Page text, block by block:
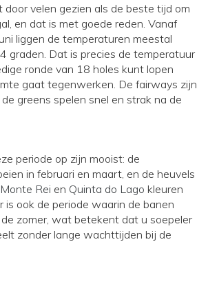
velen gezien als de beste tijd om
en dat is met goede reden. Vanaf
liggen de temperaturen meestal
graden. Dat is precies de temperatuur
ronde van 18 holes kunt lopen
gaat tegenwerken. De fairways zijn
greens spelen snel en strak na de
periode op zijn mooist: de
in februari en maart, en de heuvels
Monte Rei en Quinta do Lago kleuren
is ook de periode waarin de banen
zomer, wat betekent dat u soepeler
zonder lange wachttijden bij de